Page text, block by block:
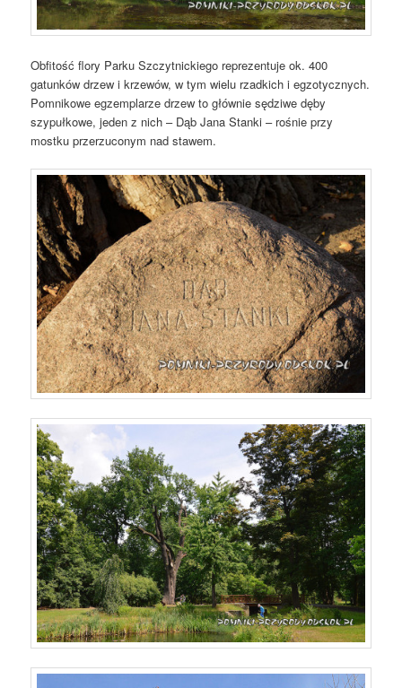
Obfitość flory Parku Szczytnickiego reprezentuje ok. 400
gatunków drzew i krzewów, w tym wielu rzadkich i egzotycznych.
Pomnikowe egzemplarze drzew to głównie sędziwe dęby
szypułkowe, jeden z nich – Dąb Jana Stanki – rośnie przy
mostku przerzuconym nad stawem.